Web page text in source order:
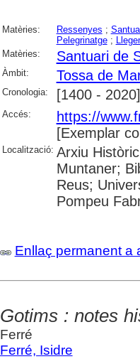
Matèries: Ressenyes ;
Pelegrinatge;
Matèries:
Santuari de
Àmbit: Tossa de
Cronologia: [1400 - 2020]
Accés:
https://
[Exemplar
Localització: Arxiu
Muntaner;
Reus;
Pompeu
Enllaç permanent a
Gotims : notes
Ferré
Ferré, Isidre